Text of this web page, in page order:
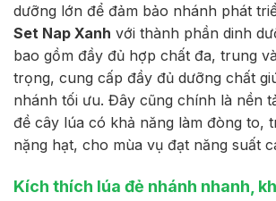
dưỡng lớn để đảm bảo nhánh phát
Set Nap Xanh với thành phần dinh
bao gồm đầy đủ hợp chất đa, trung
trọng, cung cấp đầy đủ dưỡng chất
nhánh tối ưu. Đây cũng chính là nền
đề cây lúa có khả năng làm đòng to,
nặng hạt, cho mùa vụ đạt năng suất
Kích thích lúa đẻ nhánh nhanh,